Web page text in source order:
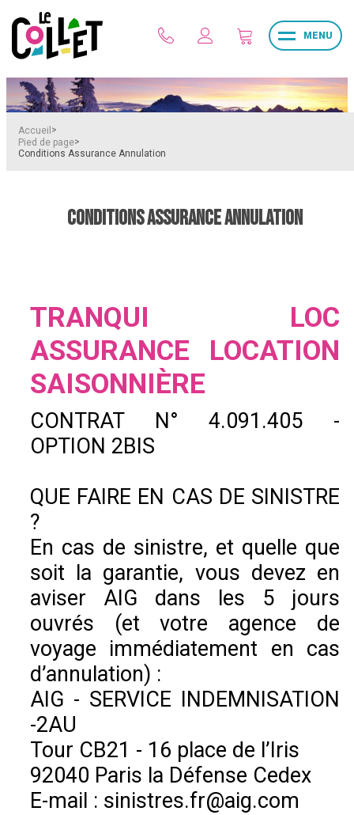
MENU
Accueil >
Pied de page>
Conditions Assurance Annulation
CONDITIONS ASSURANCE ANNULATION
TRANQUI LOC
ASSURANCE LOCATION
SAISONNIÈRE
CONTRAT N° 4.091.405 -
OPTION 2BIS
QUE FAIRE EN CAS DE SINISTRE
?
En cas de sinistre, et quelle que
soit la garantie, vous devez en
aviser AIG dans les 5 jours
ouvrés (et votre agence de
voyage immédiatement en cas
d’annulation) :
AIG - SERVICE INDEMNISATION
-2AU
Tour CB21 - 16 place de l’Iris
92040 Paris la Défense Cedex
E-mail : sinistres.fr@aig.com